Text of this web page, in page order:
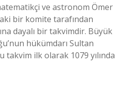
ve astronom Ömer
bir komite tarafından
dayalı bir takvimdir. Büyük
hükümdarı Sultan
takvim ilk olarak 1079 yılında